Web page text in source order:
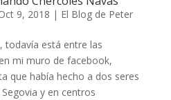
9, 2018 | El Blog de Peter
todavía está entre las
mi muro de facebook,
que había hecho a dos seres
y en centros